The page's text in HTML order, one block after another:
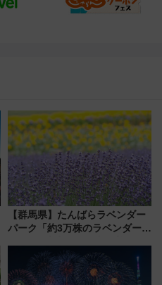
【群馬県】たんばらラベンダー
パーク「約3万株のラベンダー」
で都心から約1時間半で夏の絶景
を！